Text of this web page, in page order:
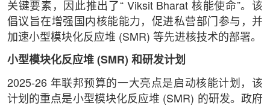
关键要素，因此推出了“ Viksit Bharat 核能使命”。该
倡议旨在增强国内核能能力，促进私营部门参与，并
加速小型模块化反应堆 (SMR) 等先进核技术的部署。
小型模块化反应堆 (SMR) 和研发计划
2025-26 年联邦预算的一大亮点是启动核能计划，该
计划的重点是小型模块化反应堆 (SMR) 的研发。政府